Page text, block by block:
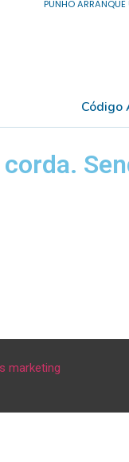
PUNHO
Código
marketing